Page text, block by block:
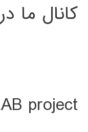
کانال ما
project